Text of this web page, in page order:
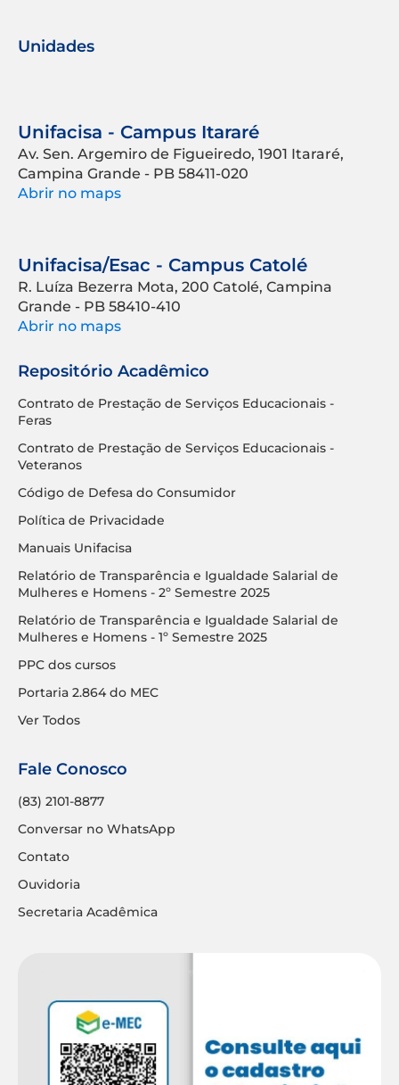
Unidades
Unifacisa - Campus Itararé
Av. Sen. Argemiro de Figueiredo, 1901 Itararé,
Campina Grande - PB 58411-020
Abrir no maps
Unifacisa/Esac - Campus Catolé
R. Luíza Bezerra Mota, 200 Catolé, Campina
Grande - PB 58410-410
Abrir no maps
Repositório Acadêmico
Contrato de Prestação de Serviços Educacionais -
Feras
Contrato de Prestação de Serviços Educacionais -
Veteranos
Código de Defesa do Consumidor
Política de Privacidade
Manuais Unifacisa
Relatório de Transparência e Igualdade Salarial de
Mulheres e Homens - 2º Semestre 2025
Relatório de Transparência e Igualdade Salarial de
Mulheres e Homens - 1º Semestre 2025
PPC dos cursos
Portaria 2.864 do MEC
Ver Todos
Fale Conosco
(83) 2101-8877
Conversar no WhatsApp
Contato
Ouvidoria
Secretaria Acadêmica